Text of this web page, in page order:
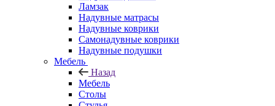
Ламзак
Надувные матрасы
Надувные коврики
Самонадувные коврики
Надувные подушки
Мебель
Назад
Мебель
Столы